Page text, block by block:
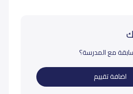
مع المدرسة؟
اضافة تقييم